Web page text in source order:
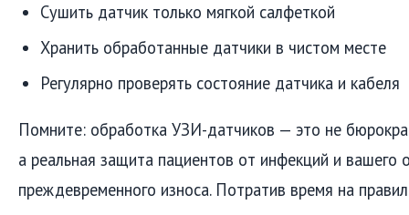
Сушить датчик только мягкой салфеткой
Хранить обработанные датчики в чистом месте
Регулярно проверять состояние датчика и кабеля
Помните: обработка УЗИ-датчиков — это не
а реальная защита пациентов от инфекций и вашего
преждевременного износа. Потратив время на